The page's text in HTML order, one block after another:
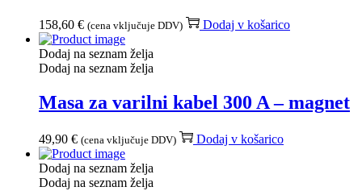
158,60 € (cena vključuje DDV) Dodaj v košarico
Dodaj na seznam želja
Dodaj na seznam želja
Masa za varilni kabel 300 A – magnet
49,90 € (cena vključuje DDV) Dodaj v košarico
Dodaj na seznam želja
Dodaj na seznam želja